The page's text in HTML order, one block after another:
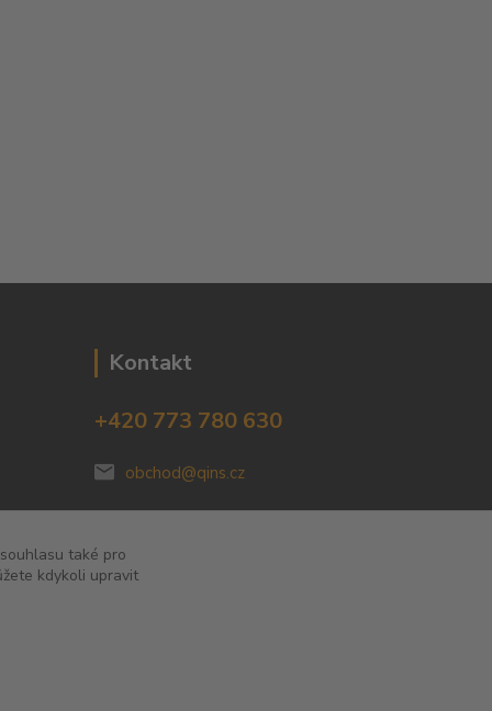
Kontakt
+420 773 780 630
obchod@qins.cz
také pro
kdykoli upravit